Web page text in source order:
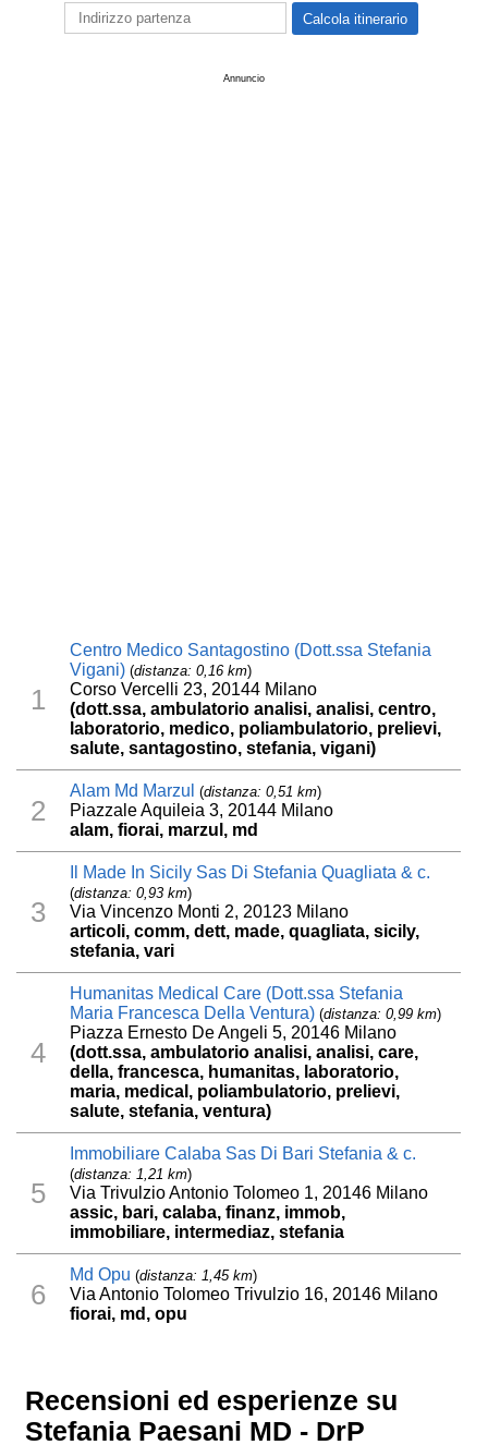
Annuncio
1
Centro Medico Santagostino (Dott.ssa Stefania
Vigani) (distanza: 0,16 km)
Corso Vercelli 23, 20144 Milano
(dott.ssa, ambulatorio analisi, analisi, centro,
laboratorio, medico, poliambulatorio, prelievi,
salute, santagostino, stefania, vigani)
2
Alam Md Marzul (distanza: 0,51 km)
Piazzale Aquileia 3, 20144 Milano
alam, fiorai, marzul, md
3
Il Made In Sicily Sas Di Stefania Quagliata & c.
(distanza: 0,93 km)
Via Vincenzo Monti 2, 20123 Milano
articoli, comm, dett, made, quagliata, sicily,
stefania, vari
4
Humanitas Medical Care (Dott.ssa Stefania
Maria Francesca Della Ventura) (distanza: 0,99 km)
Piazza Ernesto De Angeli 5, 20146 Milano
(dott.ssa, ambulatorio analisi, analisi, care,
della, francesca, humanitas, laboratorio,
maria, medical, poliambulatorio, prelievi,
salute, stefania, ventura)
5
Immobiliare Calaba Sas Di Bari Stefania & c.
(distanza: 1,21 km)
Via Trivulzio Antonio Tolomeo 1, 20146 Milano
assic, bari, calaba, finanz, immob,
immobiliare, intermediaz, stefania
6
Md Opu (distanza: 1,45 km)
Via Antonio Tolomeo Trivulzio 16, 20146 Milano
fiorai, md, opu
Recensioni ed esperienze su
Stefania Paesani MD - DrP